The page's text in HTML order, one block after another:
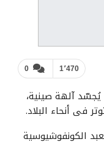
0 1٬470
تمثال طوله 100 قدم، والذى يُجسّد آلهة صينية،
فى أنحاء البلاد.
الكونفوشيوسية